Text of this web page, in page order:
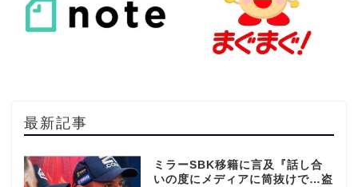
最新記事
ミラーSBK移籍に言及『話し合
いの度にメディアに筒抜けで…盗